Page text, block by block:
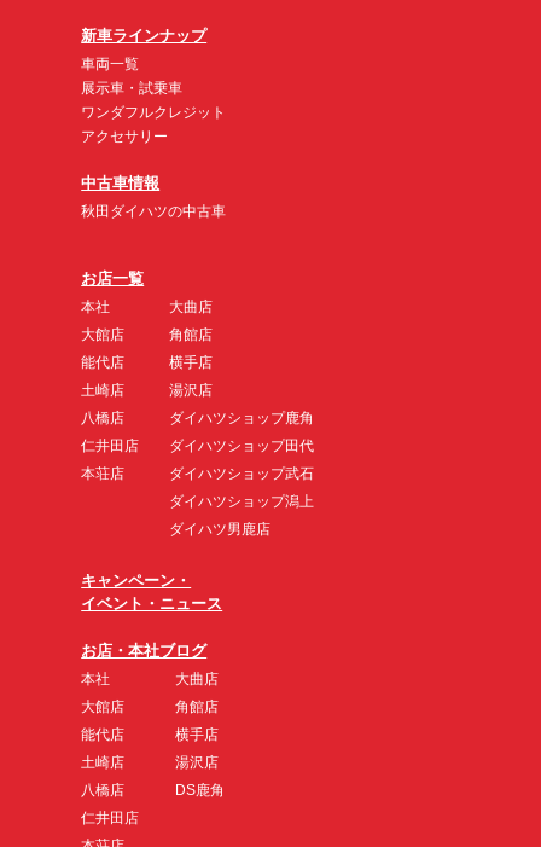
新車ラインナップ
車両一覧
展示車・試乗車
ワンダフルクレジット
アクセサリー
中古車情報
秋田ダイハツの中古車
お店一覧
本社
大館店
能代店
土崎店
八橋店
仁井田店
本荘店
大曲店
角館店
横手店
湯沢店
ダイハツショップ鹿角
ダイハツショップ田代
ダイハツショップ武石
ダイハツショップ潟上
ダイハツ男鹿店
キャンペーン・
イベント・ニュース
お店・本社ブログ
本社
大館店
能代店
土崎店
八橋店
仁井田店
大曲店
角館店
横手店
湯沢店
DS鹿角